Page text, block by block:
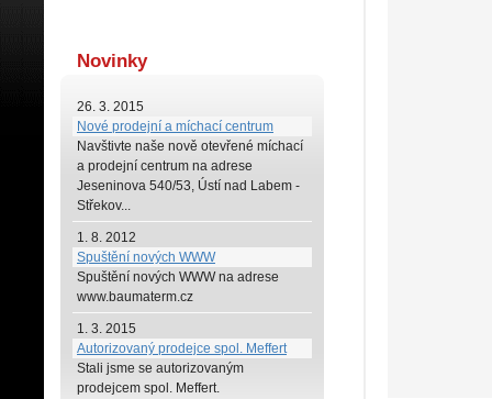
Novinky
26. 3. 2015
Nové prodejní a míchací centrum
Navštivte naše nově otevřené míchací
a prodejní centrum na adrese
Jeseninova 540/53, Ústí nad Labem -
Střekov...
1. 8. 2012
Spuštění nových WWW
Spuštění nových WWW na adrese
www.baumaterm.cz
1. 3. 2015
Autorizovaný prodejce spol. Meffert
Stali jsme se autorizovaným
prodejcem spol. Meffert.